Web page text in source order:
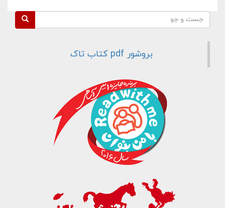
فرم جستجو
بروشور pdf کتاب تاک